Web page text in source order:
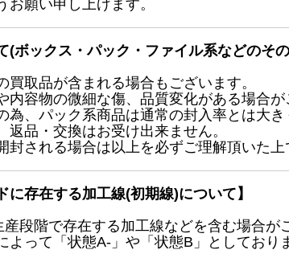
お願い申し上げます。
(ボックス・パック・ファイル系などのそ
買取品が含まれる場合もございます。
内容物の微細な傷、品質変化がある場合が
為、パック系商品は通常の封入率とは大き
返品・交換はお受け出来ません。
封される場合は以上を必ずご理解頂いた上
に存在する加工線(初期線)について】
段階で存在する加工線などを含む場合が
よって「状態A-」や「状態B」としており